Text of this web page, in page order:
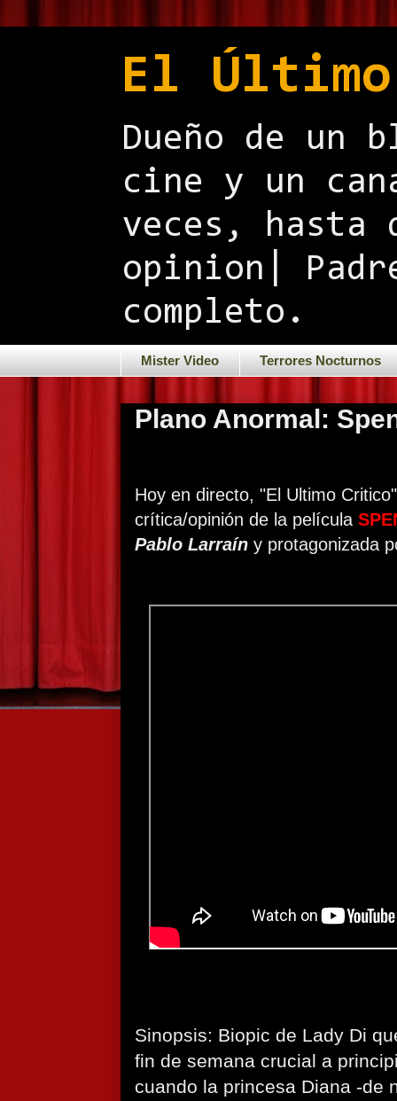
El
Dueño de un
cine y un
veces, hasta
opinion|
completo.
Mister Video Terrores Nocturnos
Plano Anormal:
Hoy en directo, "El Ultimo
crítica/opinión de la película
Pablo Larraín y protagonizada
Sinopsis: Biopic de Lady Di
fin de semana crucial a
cuando la princesa Diana -de